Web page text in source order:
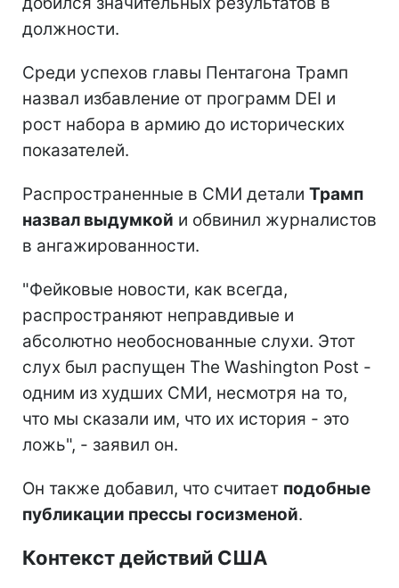
должности.
Среди успехов главы Пентагона Трамп
назвал избавление от программ DEI и
рост набора в армию до исторических
показателей.
Распространенные в СМИ детали Трамп
назвал выдумкой и обвинил журналистов
в ангажированности.
"Фейковые новости, как всегда,
распространяют неправдивые и
абсолютно необоснованные слухи. Этот
слух был распущен The Washington Post -
одним из худших СМИ, несмотря на то,
что мы сказали им, что их история - это
ложь", - заявил он.
Он также добавил, что считает подобные
публикации прессы госизменой.
Контекст действий США